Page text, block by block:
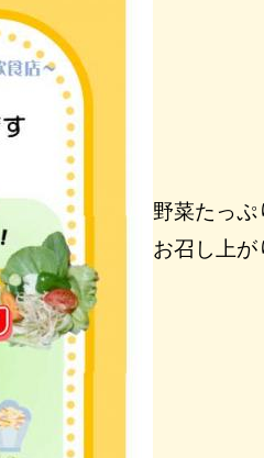
野菜たっ
お召し上が